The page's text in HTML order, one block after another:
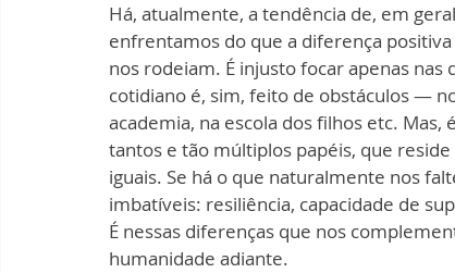
Há, atualmente, a tendência de, em
enfrentamos do que a diferença
nos rodeiam. É injusto focar apenas
cotidiano é, sim, feito de obstáculos —
academia, na escola dos filhos etc.
tantos e tão múltiplos papéis, que
iguais. Se há o que naturalmente nos
imbatíveis: resiliência, capacidade de
É nessas diferenças que nos
humanidade adiante.